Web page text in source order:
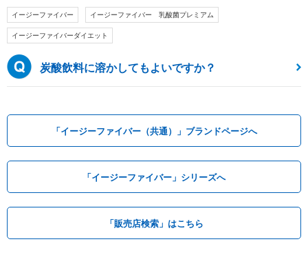
イージーファイバー イージーファイバー 乳酸菌プレミアム
イージーファイバーダイエット
炭酸飲料に溶かしてもよいですか？
「イージーファイバー（共通）」ブランドページへ
「イージーファイバー」シリーズへ
「販売店検索」はこちら